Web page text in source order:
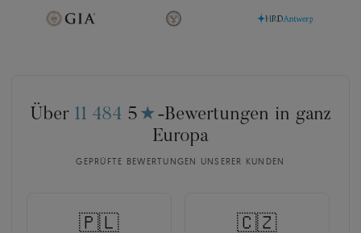
Über 11 484 5 ★ -Bewertungen in ganz
Europa
GEPRÜFTE BEWERTUNGEN UNSERER KUNDEN
🇵🇱 🇨🇿